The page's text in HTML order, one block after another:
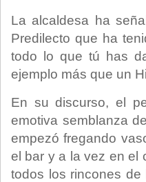
La alcaldesa ha
Predilecto que ha
todo lo que tú has
ejemplo más que un
En su discurso, el
emotiva semblanza
empezó fregando
el bar y a la vez en el
todos los rincones